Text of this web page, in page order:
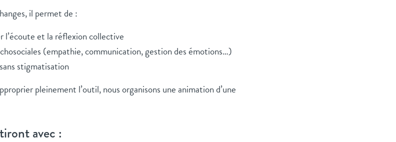
il permet de :
l’écoute et la réflexion collective
(empathie, communication, gestion des émotions…)
stigmatisation
pleinement l’outil, nous organisons une animation d’une
avec :